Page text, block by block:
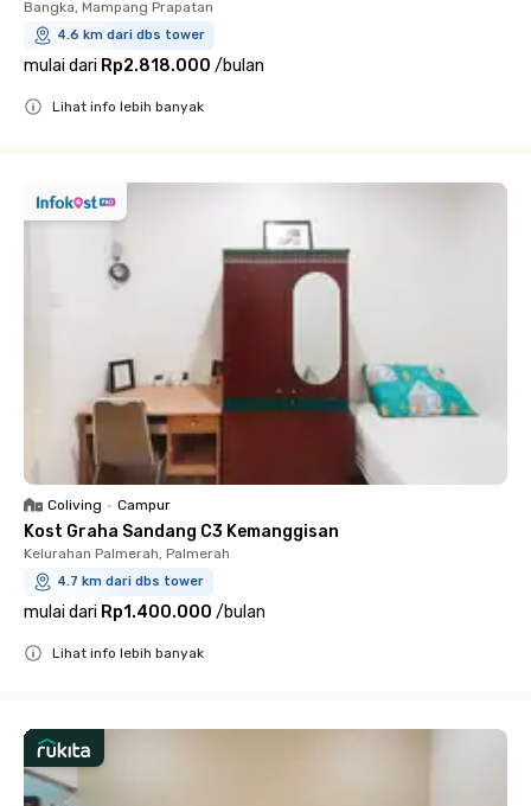
Bangka, Mampang Prapatan
4.6 km dari dbs tower
mulai dari Rp2.818.000 /bulan
Lihat info lebih banyak
Coliving • Campur
Kost Graha Sandang C3 Kemanggisan
Kelurahan Palmerah, Palmerah
4.7 km dari dbs tower
mulai dari Rp1.400.000 /bulan
Lihat info lebih banyak